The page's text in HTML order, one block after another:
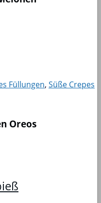
Füllungen, Süße Crepes
Oreos